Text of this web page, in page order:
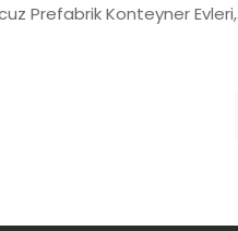
Prefabrik Modüler Ev
Prefabrik Konteyner Evleri,